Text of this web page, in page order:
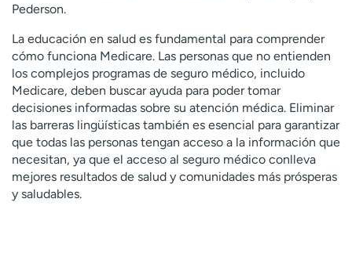
Pederson.
La educación en salud es fundamental para comprender
cómo funciona Medicare. Las personas que no entienden
los complejos programas de seguro médico, incluido
Medicare, deben buscar ayuda para poder tomar
decisiones informadas sobre su atención médica. Eliminar
las barreras lingüísticas también es esencial para garantizar
que todas las personas tengan acceso a la información que
necesitan, ya que el acceso al seguro médico conlleva
mejores resultados de salud y comunidades más prósperas
y saludables.